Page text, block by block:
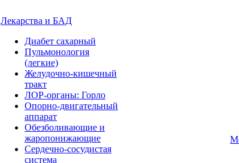
Лекарства и БАД
Диабет сахарный
Пульмонология
(легкие)
Желудочно-кишечный
тракт
ЛОР-органы: Горло
Опорно-двигательный
аппарат
Обезболивающие и
жаропонижающие
Сердечно-сосудистая
система